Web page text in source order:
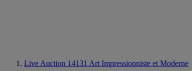
Live Auction 14131 Art Impressionniste et Moderne